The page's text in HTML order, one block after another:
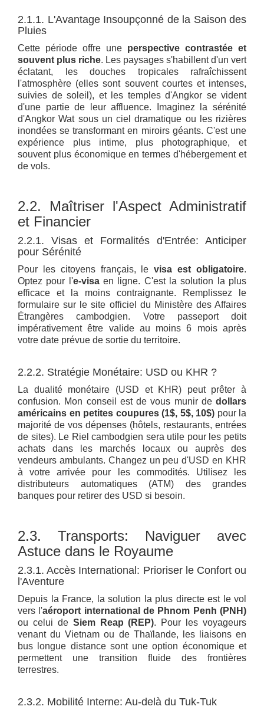
2.1.1. L'Avantage Insoupçonné de la Saison des
Pluies
Cette période offre une perspective contrastée et
souvent plus riche. Les paysages s'habillent d'un vert
éclatant, les douches tropicales rafraîchissent
l'atmosphère (elles sont souvent courtes et intenses,
suivies de soleil), et les temples d'Angkor se vident
d'une partie de leur affluence. Imaginez la sérénité
d'Angkor Wat sous un ciel dramatique ou les rizières
inondées se transformant en miroirs géants. C'est une
expérience plus intime, plus photographique, et
souvent plus économique en termes d'hébergement et
de vols.
2.2. Maîtriser l'Aspect Administratif
et Financier
2.2.1. Visas et Formalités d'Entrée: Anticiper
pour Sérénité
Pour les citoyens français, levisa est obligatoire.
Optez pour l'e-visaen ligne. C'est la solution la plus
efficace et la moins contraignante. Remplissez le
formulaire sur le site officiel du Ministère des Affaires
Étrangères cambodgien. Votre passeport doit
impérativement être valide au moins 6 mois après
votre date prévue de sortie du territoire.
2.2.2. Stratégie Monétaire: USD ou KHR ?
La dualité monétaire (USD et KHR) peut prêter à
confusion. Mon conseil est de vous munir de dollars
américains en petites coupures (1$, 5$, 10$) pour la
majorité de vos dépenses (hôtels, restaurants, entrées
de sites). Le Riel cambodgien sera utile pour les petits
achats dans les marchés locaux ou auprès des
vendeurs ambulants. Changez un peu d'USD en KHR
à votre arrivée pour les commodités. Utilisez les
distributeurs automatiques (ATM) des grandes
banques pour retirer des USD si besoin.
2.3. Transports: Naviguer avec
Astuce dans le Royaume
2.3.1. Accès International: Prioriser le Confort ou
l'Aventure
Depuis la France, la solution la plus directe est le vol
vers l'aéroport international de Phnom Penh (PNH)
ou celui de Siem Reap (REP). Pour les voyageurs
venant du Vietnam ou de Thaïlande, les liaisons en
bus longue distance sont une option économique et
permettent une transition fluide des frontières
terrestres.
2.3.2. Mobilité Interne: Au-delà du Tuk-Tuk